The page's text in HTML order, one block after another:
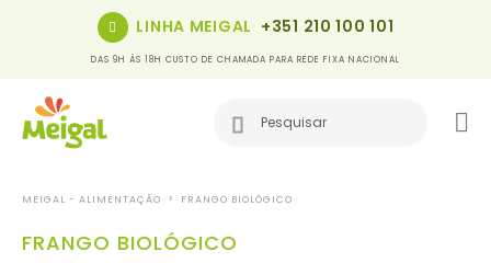
LINHA MEIGAL +351 210 100 101
DAS 9H ÀS 18H CUSTO DE CHAMADA PARA REDE FIXA NACIONAL
MEIGAL - ALIMENTAÇÃO FRANGO BIOLÓGICO
FRANGO BIOLÓGICO